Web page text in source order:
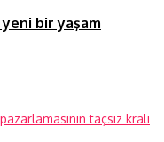
bir yaşam